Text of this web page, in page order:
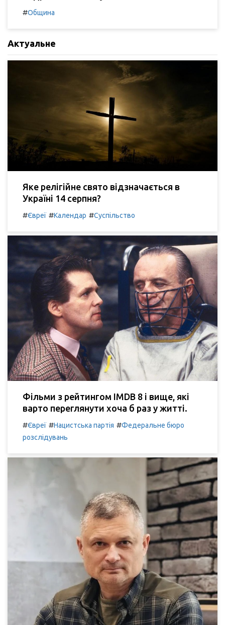
#Община
Актуальне
Яке релігійне свято відзначається в
Україні 14 серпня?
#Євреї #Календар #Суспільство
Фільми з рейтингом IMDB 8 і вище, які
варто переглянути хоча б раз у житті.
#Євреї #Нацистська партія #Федеральне бюро
розслідувань